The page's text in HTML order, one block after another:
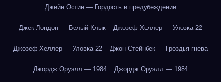
Джейн Остин — Гордость и предубеждение
Джек Лондон — Белый Клык Джозеф Хеллер — Уловка-22
Джозеф Хеллер — Уловка-22 Джон Стейнбек — Гроздья гнева
Джордж Оруэлл — 1984 Джордж Оруэлл — 1984